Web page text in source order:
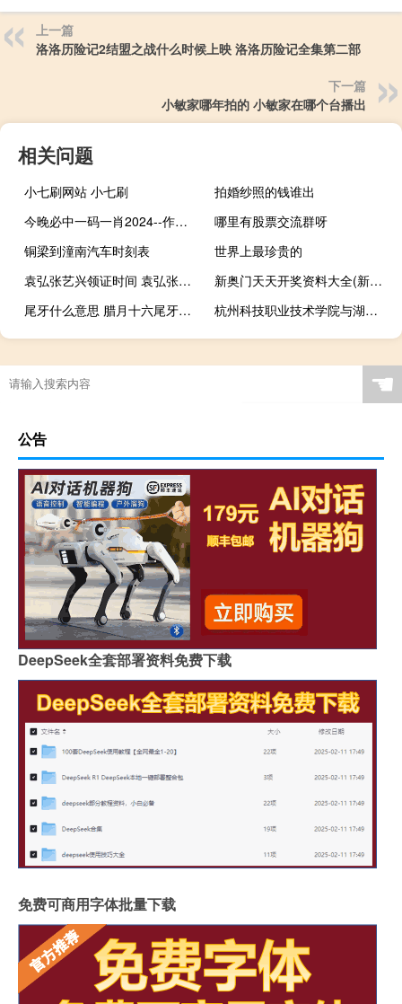
上一篇
洛洛历险记2结盟之战什么时候上映 洛洛历险记全集第二部
下一篇
小敏家哪年拍的 小敏家在哪个台播出
相关问题
小七刷网站 小七刷
拍婚纱照的钱谁出
今晚必中一码一肖2024--作答解释落实--安装版v312.368
哪里有股票交流群呀
铜梁到潼南汽车时刻表
世界上最珍贵的
袁弘张艺兴领证时间 袁弘张歆艺婚礼
新奥门天天开奖资料大全(新奥门特免费资料大全7456)--结论释义解释落实--V94.46.85
尾牙什么意思 腊月十六尾牙是啥意思
杭州科技职业技术学院与湖州职业技术学院比较 湖州职业技术学院地址
☚
公告
DeepSeek全套部署资料免费下载
免费可商用字体批量下载